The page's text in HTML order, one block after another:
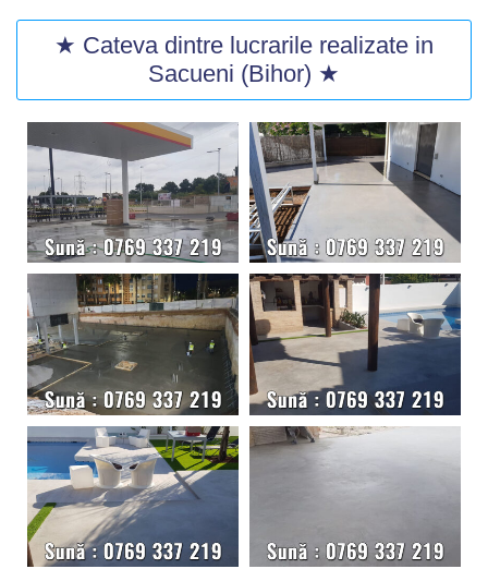
★ Cateva dintre lucrarile realizate in
Sacueni (Bihor) ★